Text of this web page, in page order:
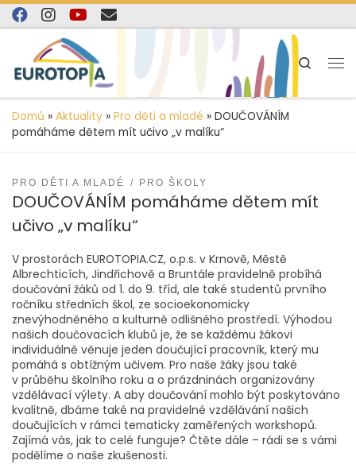
content
Skip to content
Search
Domů » Aktuality » Pro děti a mladé » DOUČOVÁNÍM
pomáháme dětem mít učivo „v malíku“
PRO DĚTI A MLADÉ PRO ŠKOLY
DOUČOVÁNÍM pomáháme dětem mít
učivo „v malíku“
V prostorách EUROTOPIA.CZ, o.p.s. v Krnově, Městě
Albrechticích, Jindřichově a Bruntále pravidelně probíhá
doučování žáků od 1. do 9. tříd, ale také studentů prvního
ročníku středních škol, ze socioekonomicky
znevýhodněného a kulturně odlišného prostředí. Výhodou
našich doučovacích klubů je, že se každému žákovi
individuálně věnuje jeden doučující pracovník, který mu
pomáhá s obtížným učivem. Pro naše žáky jsou také
v průběhu školního roku a o prázdninách organizovány
vzdělávací výlety. A aby doučování mohlo být poskytováno
kvalitně, dbáme také na pravidelné vzdělávání našich
doučujících v rámci tematicky zaměřených workshopů.
Zajímá vás, jak to celé funguje? Čtěte dále – rádi se s vámi
podělíme o naše zkušenosti.